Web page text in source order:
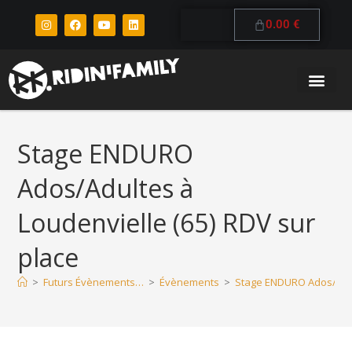
0.00 €
Stage ENDURO
Ados/Adultes à
Loudenvielle (65) RDV sur
place
> Futurs Évènements… > Évènements > Stage ENDURO Ados/